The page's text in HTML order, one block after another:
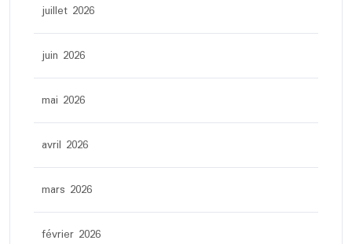
juillet 2026
juin 2026
mai 2026
avril 2026
mars 2026
février 2026